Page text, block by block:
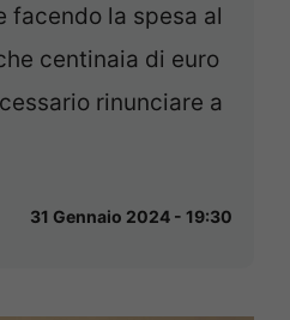
facendo la spesa al
centinaia di euro
rinunciare a
31 Gennaio 2024 - 19:30